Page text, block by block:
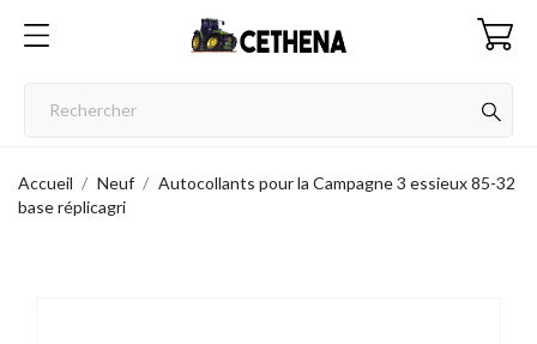
Accueil Neuf
Autocollants pour la Campagne 3 essieux 85-32
base réplicagri